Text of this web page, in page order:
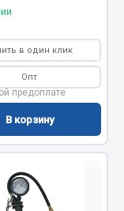
в один клик
Опт
предоплате
В корзину